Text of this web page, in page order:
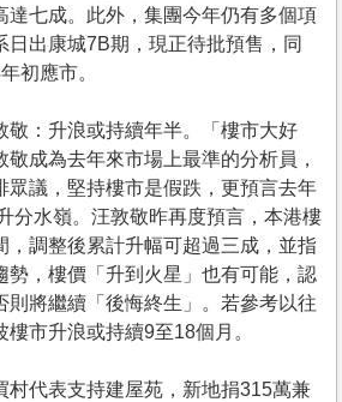
達七成。此外，集團今年仍有多個項
日出康城7B期，現正待批預售，同
初應市。
敬：升浪或持續年半。「樓市大好
成為去年來市場上最準的分析員，
眾議，堅持樓市是假跌，更預言去年
分水嶺。汪敦敬昨再度預言，本港樓
，調整後累計升幅可超過三成，並指
勢，樓價「升到火星」也有可能，認
則將繼續「後悔終生」。若參考以往
市升浪或持續9至18個月。
村代表支持建屋苑，新地捐315萬兼